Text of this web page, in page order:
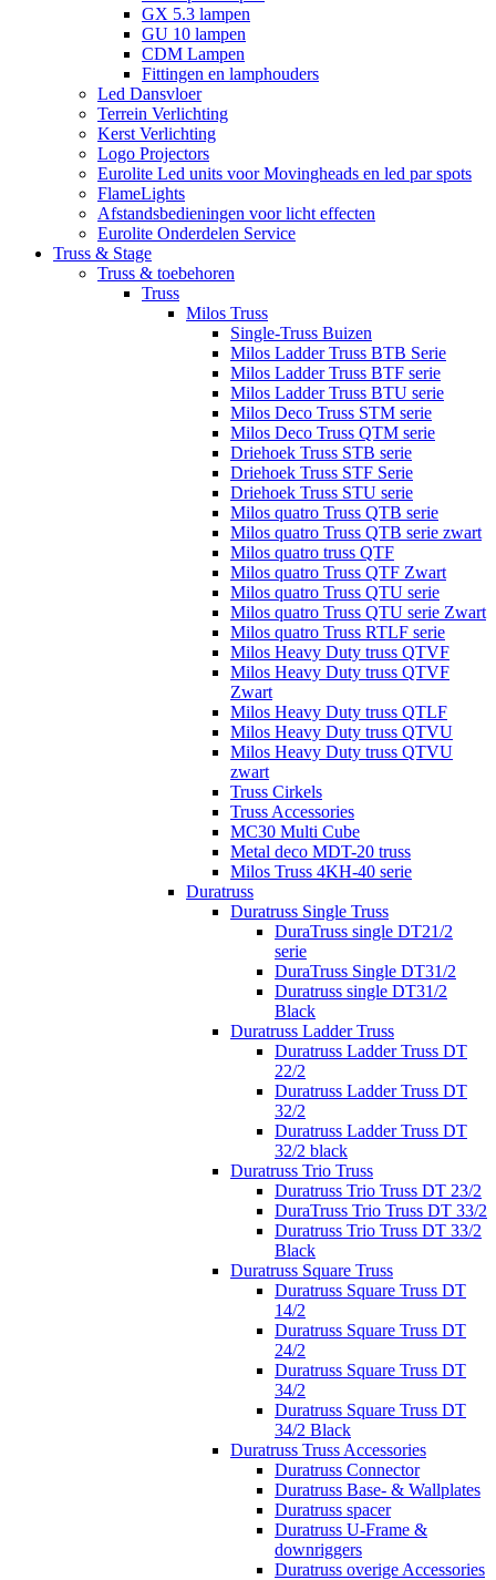
GX 5.3 lampen
GU 10 lampen
CDM Lampen
Fittingen en lamphouders
Led Dansvloer
Terrein Verlichting
Kerst Verlichting
Logo Projectors
Eurolite Led units voor Movingheads en led par spots
FlameLights
Afstandsbedieningen voor licht effecten
Eurolite Onderdelen Service
Truss & Stage
Truss & toebehoren
Truss
Milos Truss
Single-Truss Buizen
Milos Ladder Truss BTB Serie
Milos Ladder Truss BTF serie
Milos Ladder Truss BTU serie
Milos Deco Truss STM serie
Milos Deco Truss QTM serie
Driehoek Truss STB serie
Driehoek Truss STF Serie
Driehoek Truss STU serie
Milos quatro Truss QTB serie
Milos quatro Truss QTB serie zwart
Milos quatro truss QTF
Milos quatro Truss QTF Zwart
Milos quatro Truss QTU serie
Milos quatro Truss QTU serie Zwart
Milos quatro Truss RTLF serie
Milos Heavy Duty truss QTVF
Milos Heavy Duty truss QTVF
Zwart
Milos Heavy Duty truss QTLF
Milos Heavy Duty truss QTVU
Milos Heavy Duty truss QTVU
zwart
Truss Cirkels
Truss Accessories
MC30 Multi Cube
Metal deco MDT-20 truss
Milos Truss 4KH-40 serie
Duratruss
Duratruss Single Truss
DuraTruss single DT21/2
serie
DuraTruss Single DT31/2
Duratruss single DT31/2
Black
Duratruss Ladder Truss
Duratruss Ladder Truss DT
22/2
Duratruss Ladder Truss DT
32/2
Duratruss Ladder Truss DT
32/2 black
Duratruss Trio Truss
Duratruss Trio Truss DT 23/2
DuraTruss Trio Truss DT 33/2
Duratruss Trio Truss DT 33/2
Black
Duratruss Square Truss
Duratruss Square Truss DT
14/2
Duratruss Square Truss DT
24/2
Duratruss Square Truss DT
34/2
Duratruss Square Truss DT
34/2 Black
Duratruss Truss Accessories
Duratruss Connector
Duratruss Base- & Wallplates
Duratruss spacer
Duratruss U-Frame &
downriggers
Duratruss overige Accessories